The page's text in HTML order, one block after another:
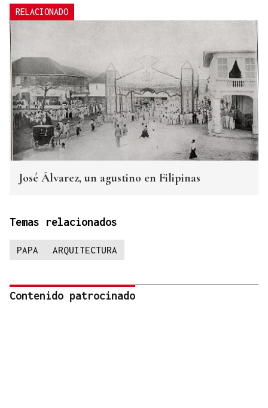
RELACIONADO
José Álvarez, un agustino en Filipinas
Temas relacionados
PAPA ARQUITECTURA
Contenido patrocinado